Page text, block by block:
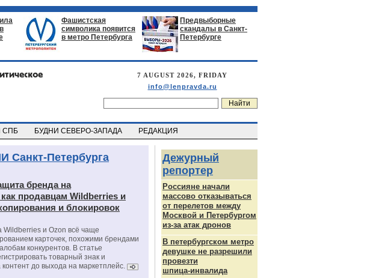
Фашистская
символика появится
в метро Петербурга
Предвыборные
скандалы в Санкт-
Петербурге
7 AUGUST 2026, FRIDAY
info@lenpravda.ru
СПБ БУДНИ СЕВЕРО-ЗАПАДА РЕДАКЦИЯ
Санкт-Петербурга
бренда на
продавцам Wildberries и
и блокировок
и Ozon всё чаще
карточек, похожими брендами
конкурентов. В статье
товарный знак и
до выхода на маркетплейс.
Дежурный
репортер
Россияне начали
массово отказываться
от перелетов между
Москвой и Петербургом
из-за атак дронов
В петербургском метро
девушке не разрешили
провезти
шпица‑инвалида